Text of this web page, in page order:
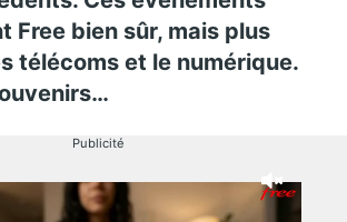
Free bien sûr, mais plus
télécoms et le numérique.
Publicité